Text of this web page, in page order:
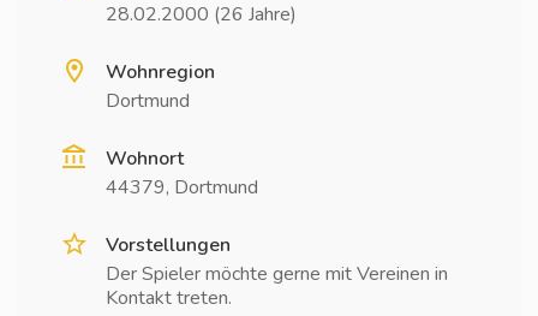
28.02.2000 (26 Jahre)
Wohnregion
Dortmund
Wohnort
44379, Dortmund
Vorstellungen
Der Spieler möchte gerne mit Vereinen in
Kontakt treten.